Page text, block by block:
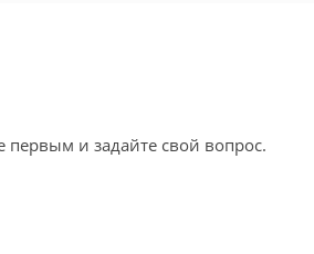
первым и задайте свой вопрос.